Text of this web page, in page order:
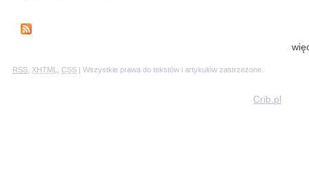
RSS XHTML CSS | Wszystkie prawa do tekstów i artykułów zastrzeżone.
Crib.pl